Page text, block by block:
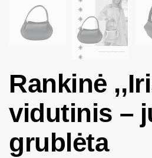
Rankinė
vidutinis –
grublėta